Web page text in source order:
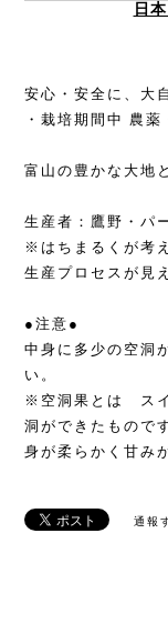
日
安心・安全に、大
・栽培期間中 農
富山の豊かな大地
生産者：鷹野・パ
※はちまるくが考
生産プロセスが見
●注意●
中身に多少の空洞
い。
※空洞果とは スイ
洞ができたもので
身が柔らかく甘み
通報